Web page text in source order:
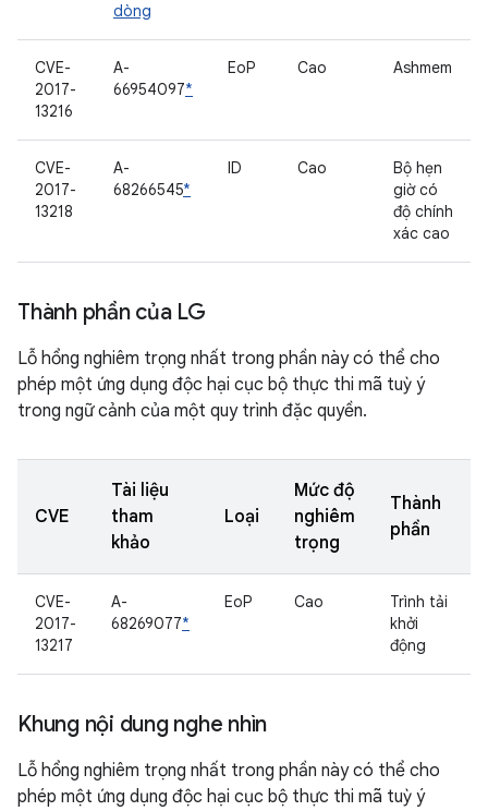
dòng
CVE-
2017-
13216
A-
66954097*
EoP Cao Ashmem
CVE-
2017-
13218
A-
68266545*
ID Cao
Bộ hẹn
giờ có
độ chính
xác cao
Thành phần của LG
Lỗ hổng nghiêm trọng nhất trong phần này có thể cho
phép một ứng dụng độc hại cục bộ thực thi mã tuỳ ý
trong ngữ cảnh của một quy trình đặc quyền.
CVE
Tài liệu
tham
khảo
Loại
Mức độ
nghiêm
trọng
Thành
phần
CVE-
2017-
13217
A-
68269077*
EoP Cao
Trình tải
khởi
động
Khung nội dung nghe nhìn
Lỗ hổng nghiêm trọng nhất trong phần này có thể cho
phép một ứng dụng độc hại cục bộ thực thi mã tuỳ ý